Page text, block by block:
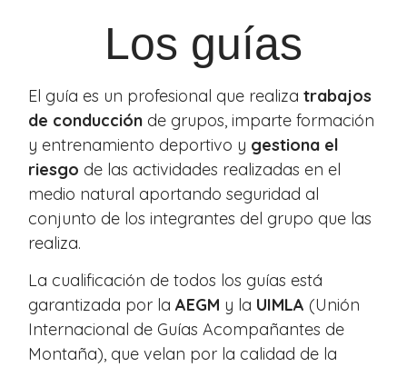
Los guías
El guía es un profesional que realizatrabajos
de conducción de grupos, imparte formación
y entrenamiento deportivo y gestiona el
riesgo de las actividades realizadas en el
medio natural aportando seguridad al
conjunto de los integrantes del grupo que las
realiza.
La cualificación de todos los guías está
garantizada por laAEGM y la UIMLA (Unión
Internacional de Guías Acompañantes de
Montaña), que velan por la calidad de la